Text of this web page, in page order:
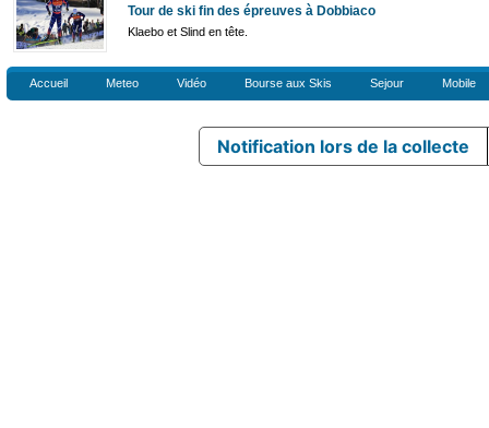
Tour de ski fin des épreuves à Dobbiaco
Klaebo et Slind en tête.
Accueil Meteo Vidéo Bourse aux Skis Sejour Mobile
Notification lors de la collecte